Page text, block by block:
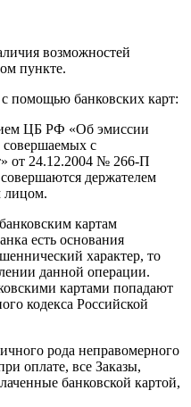
возможностей
пункте.
помощью банковских карт:
ЦБ РФ «Об эмиссии
совершаемых с
от 24.12.2004 № 266-П
держателем
лицом.
картам
есть основания
характер, то
данной операции.
картами попадают
кодекса Российской
рода неправомерного
оплате, все Заказы,
банковской картой,